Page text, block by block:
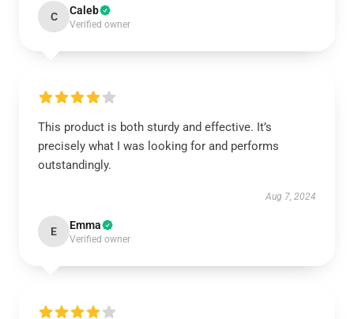
C Caleb
Verified owner
This product is both sturdy and effective. It’s
precisely what I was looking for and performs
outstandingly.
Aug 7, 2024
E Emma
Verified owner